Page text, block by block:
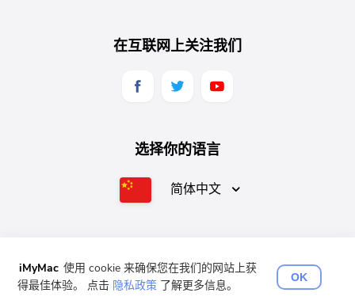
在互联网上关注我们
选择你的语言
简体中文
English Français Deutsch Español
日本語
版权所有©2025 iMyMac。 版权所有。
iMyMac 使用 cookie 来确保您在我们的网站上获
得最佳体验。 点击 隐私政策 了解更多信息。
OK